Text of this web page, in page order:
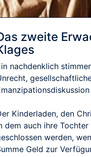
zweite
nachdenklich
Kinderladen, den
dem auch ihre
werden,
Geld zur